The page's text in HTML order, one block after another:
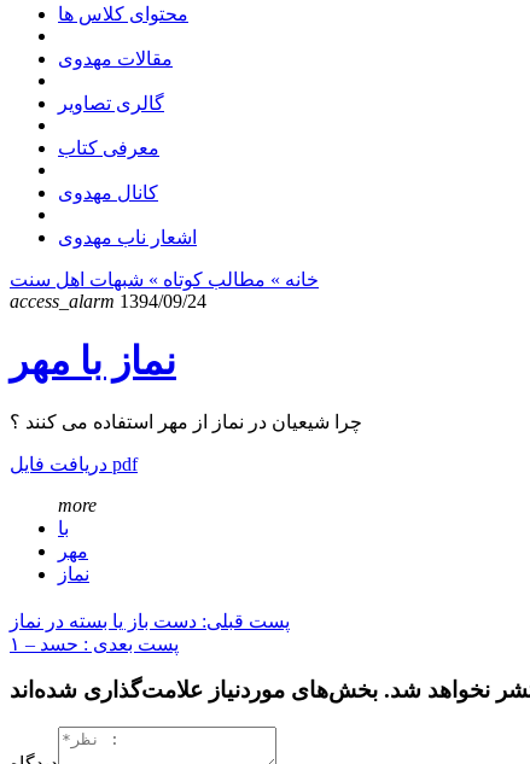
محتوای کلاس ها
مقالات مهدوی
گالری تصاویر
معرفی کتاب
کانال مهدوی
اشعار ناب مهدوی
خانه » مطالب کوتاه » شبهات اهل سنت
access_alarm 1394/09/24
نماز با مهر
چرا شیعیان در نماز از مهر استفاده می کنند ؟
دریافت فایل pdf
more
با
مهر
نماز
پست قبلی: دست باز یا بسته در نماز
پست بعدی : حسد – ۱